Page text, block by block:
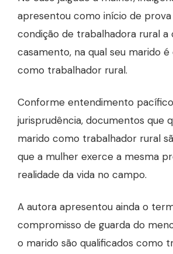
apresentou como início de
condição de trabalhadora rural a
casamento, na qual seu marido é
como trabalhador rural.
Conforme entendimento
jurisprudência, documentos que
marido como trabalhador rural
que a mulher exerce a mesma
realidade da vida no campo.
A autora apresentou ainda o
compromisso de guarda do
o marido são qualificados como